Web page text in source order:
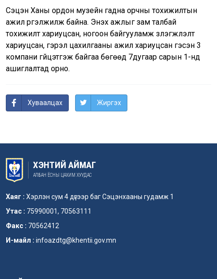
Сэцэн Ханы ордон музейн гадна орчны тохижилтын
ажил үргэлжилж байна. Энэхүү ажлыг зам талбай
тохижилт хариуцсан, ногоон байгууламж зүлэгжүүлэлт
хариуцсан, гэрэл цахилгааны ажил хариуцсан гэсэн 3
компани гүйцэтгэж байгаа бөгөөд 7дугаар сарын 1-нд
ашиглалтад орно.
Хуваалцах Жиргэх
ХЭНТИЙ АЙМАГ
АЛБАН ЁСНЫ ЦАХИМ ХУУДАС
Хаяг : Хэрлэн сум 4 дүгээр баг Сэцэнхааны гудамж 1
Утас : 75990001, 70563111
Факс : 70562412
И-майл : infoazdtg@khentii.gov.mn